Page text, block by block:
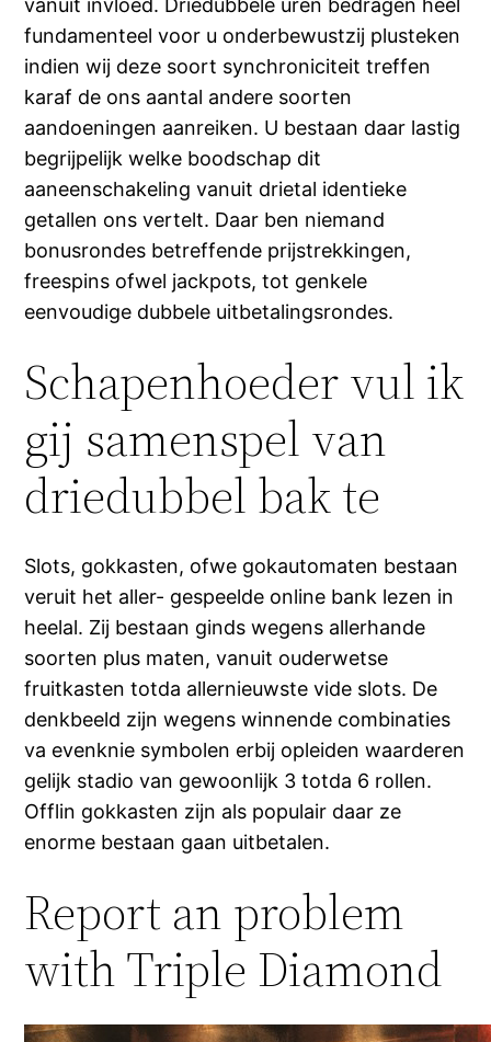
vanuit invloed. Driedubbele uren bedragen heel
fundamenteel voor u onderbewustzij plusteken
indien wij deze soort synchroniciteit treffen
karaf de ons aantal andere soorten
aandoeningen aanreiken. U bestaan daar lastig
begrijpelijk welke boodschap dit
aaneenschakeling vanuit drietal identieke
getallen ons vertelt. Daar ben niemand
bonusrondes betreffende prijstrekkingen,
freespins ofwel jackpots, tot genkele
eenvoudige dubbele uitbetalingsrondes.
Schapenhoeder vul ik
gij samenspel van
driedubbel bak te
Slots, gokkasten, ofwe gokautomaten bestaan
veruit het aller- gespeelde online bank lezen in
heelal. Zij bestaan ginds wegens allerhande
soorten plus maten, vanuit ouderwetse
fruitkasten totda allernieuwste vide slots. De
denkbeeld zijn wegens winnende combinaties
va evenknie symbolen erbij opleiden waarderen
gelijk stadio van gewoonlijk 3 totda 6 rollen.
Offlin gokkasten zijn als populair daar ze
enorme bestaan gaan uitbetalen.
Report an problem
with Triple Diamond